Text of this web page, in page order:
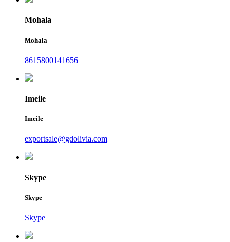
Mohala
Mohala
8615800141656
Imeile
Imeile
exportsale@gdolivia.com
Skype
Skype
Skype